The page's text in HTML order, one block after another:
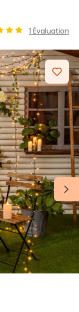
1 Évaluation